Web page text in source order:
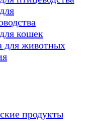
кошек
для животных
продукты